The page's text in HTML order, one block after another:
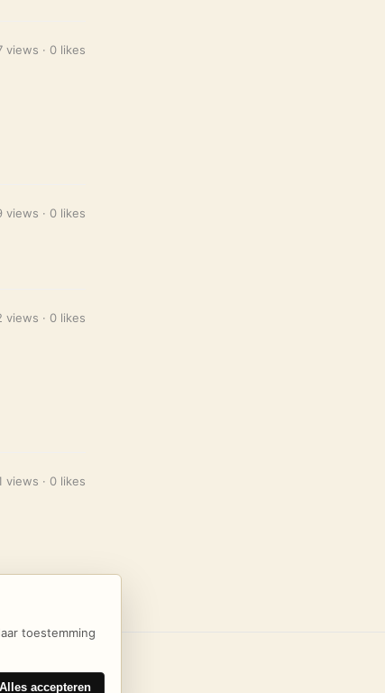
views · 0 likes
views · 0 likes
views · 0 likes
views · 0 likes
toestemming
Alles accepteren